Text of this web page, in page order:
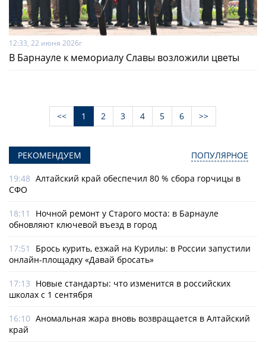
12:33, 22 июня 2026г
В Барнауле к мемориалу Славы возложили цветы
<< 1 2 3 4 5 6 >>
РЕКОМЕНДУЕМ ПОПУЛЯРНОЕ
19:48 Алтайский край обеспечил 80 % сбора горчицы в
СФО
18:11
Ночной ремонт у Старого моста: в Барнауле
обновляют ключевой въезд в город
17:51
Брось курить, езжай на Курилы: в России запустили
онлайн-­площадку «Давай бросать»
17:13 Новые стандарты: что изменится в российских
школах с 1 сентября
16:10 Аномальная жара вновь возвращается в Алтайский
край